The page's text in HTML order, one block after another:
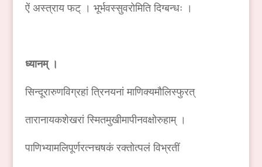
ऐं अस्त्राय फट् । भूर्भवस्सुवरोमिति दिग्बन्धः ।
ध्यानम् ।
सिन्दूरारुणविग्रहां त्रिनयनां माणिक्यमौलिस्फुरत्
तारानायकशेखरां स्मितमुखीमापीनवक्षोरुहाम् ।
पाणिभ्यामलिपूर्णरत्नचषकं रक्तोत्पलं विभ्रतीं